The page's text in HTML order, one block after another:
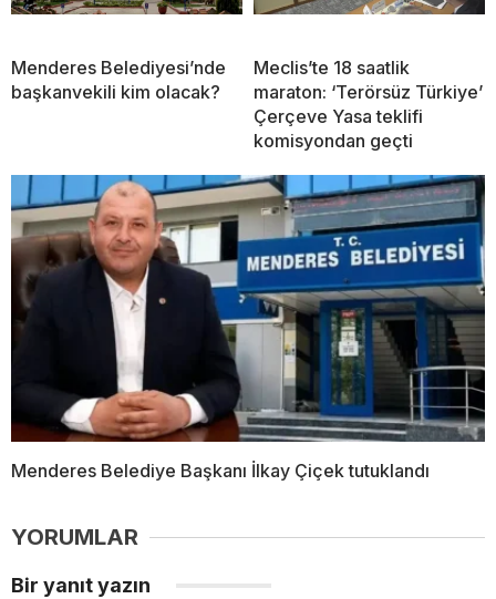
Menderes Belediyesi’nde
başkanvekili kim olacak?
Meclis’te 18 saatlik
maraton: ‘Terörsüz Türkiye’
Çerçeve Yasa teklifi
komisyondan geçti
Menderes Belediye Başkanı İlkay Çiçek tutuklandı
YORUMLAR
Bir yanıt yazın